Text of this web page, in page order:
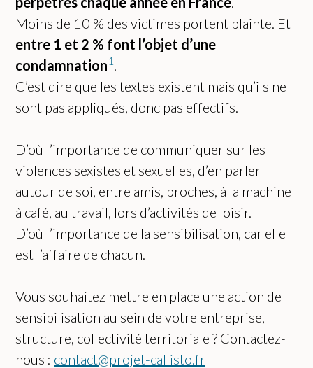
Moins de 10 % des victimes portent plainte. Et
entre 1 et 2 % font l’objet d’une
condamnation1
C’est dire que les textes existent mais qu’ils ne
sont pas appliqués, donc pas effectifs.
D’où l’importance de communiquer sur les
violences sexistes et sexuelles, d’en parler
autour de soi, entre amis, proches, à la machine
à café, au travail, lors d’activités de loisir.
D’où l’importance de la sensibilisation, car elle
est l’affaire de chacun.
Vous souhaitez mettre en place une action de
sensibilisation au sein de votre entreprise,
structure, collectivité territoriale ? Contactez-
nous : contact@projet-callisto.fr